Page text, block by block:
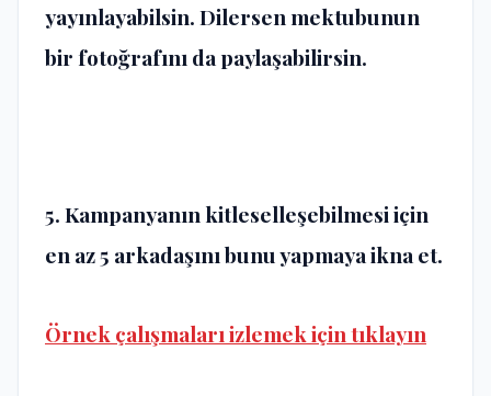
yayınlayabilsin. Dilersen mektubunun
bir fotoğrafını da paylaşabilirsin.
5. Kampanyanın kitleselleşebilmesi için
en az 5 arkadaşını bunu yapmaya ikna et.
Örnek çalışmaları izlemek için tıklayın